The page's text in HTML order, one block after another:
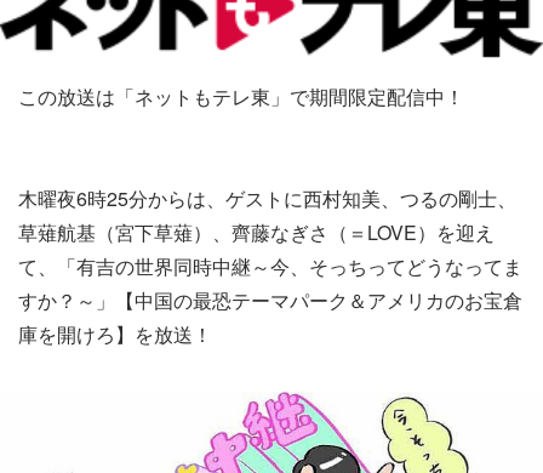
この放送は「ネットもテレ東」で期間限定配信中！
木曜夜6時25分からは、ゲストに西村知美、つるの剛士、
草薙航基（宮下草薙）、齊藤なぎさ（＝LOVE）を迎え
て、「有吉の世界同時中継～今、そっちってどうなってま
すか？～」【中国の最恐テーマパーク＆アメリカのお宝倉
庫を開けろ】を放送！